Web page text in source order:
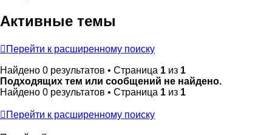
Активные темы
Перейти к расширенному поиску
Найдено 0 результатов • Страница 1 из 1
Подходящих тем или сообщений не найдено.
Найдено 0 результатов • Страница 1 из 1
Перейти к расширенному поиску